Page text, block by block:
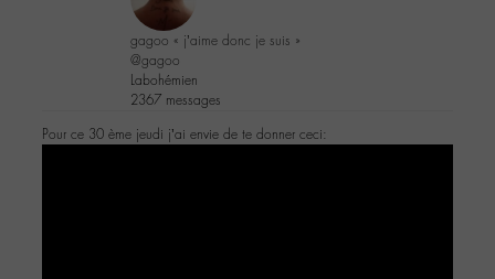
gagoo « j’aime donc je suis »
@gagoo
Labohémien
2367 messages
Pour ce 30 ème jeudi j’ai envie de te donner ceci: